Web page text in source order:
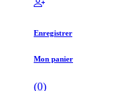
Enregistrer
Mon panier
(0)